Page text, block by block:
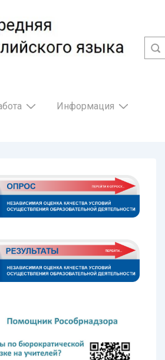
Информация